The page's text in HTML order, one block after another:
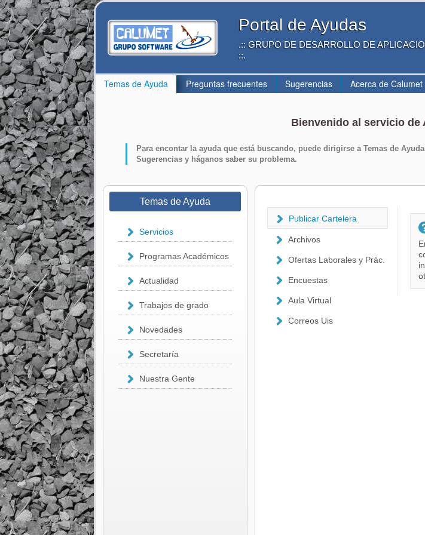
Portal de Ayudas
.:: GRUPO DE DESARROLLO DE
::.
Temas de Ayuda Preguntas frecuentes Sugerencias Acerca de Calumet
Bienvenido al servicio de
Para encontar la ayuda que está buscando, puede dirigirse a Temas de Ayuda
Sugerencias y háganos saber su problema.